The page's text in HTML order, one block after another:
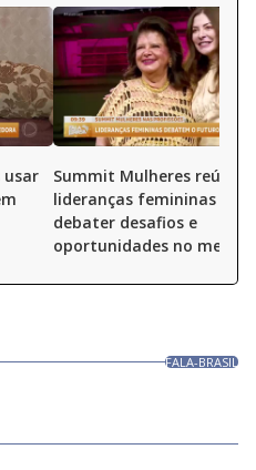
usar
Summit Mulheres reúne
lideranças femininas para
debater desafios e
oportunidades no
FALA-BRASIL